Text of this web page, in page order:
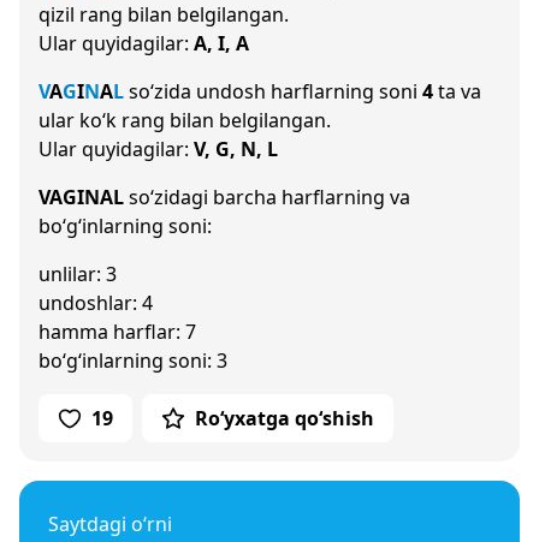
qizil rang bilan belgilangan.
Ular quyidagilar: A, I, A
VAGINALso‘zida undosh harflarning soni 4ta va
ular ko‘k rang bilan belgilangan.
Ular quyidagilar: V, G, N, L
VAGINALso‘zidagi barcha harflarning va
bo‘g‘inlarning soni:
unlilar: 3
undoshlar: 4
hamma harflar: 7
bo‘g‘inlarning soni: 3
19 Ro‘yxatga qo‘shish
Saytdagi o‘rni